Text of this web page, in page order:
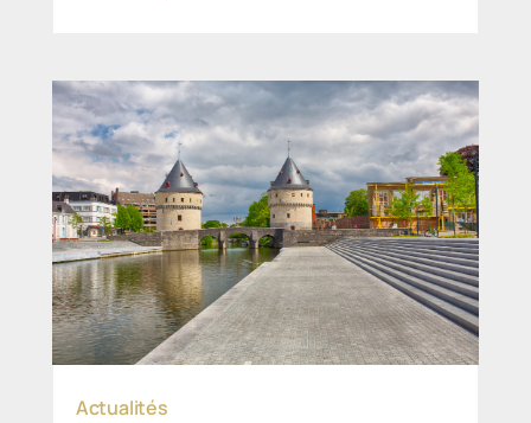
Actualités